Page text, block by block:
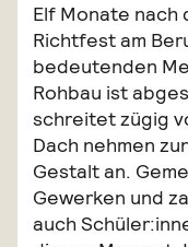
Elf Monate nach
Richtfest am
bedeutenden
Rohbau ist
schreitet zügig
Dach nehmen
Gestalt an.
Gewerken und
auch